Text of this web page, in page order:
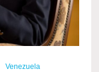
Venezuela